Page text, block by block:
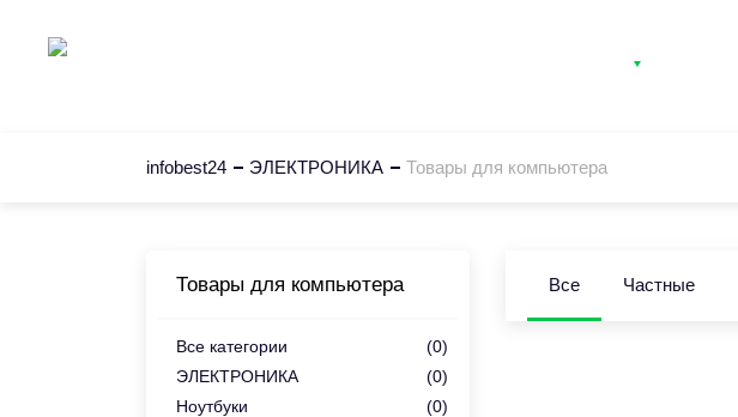
infobest24 ЭЛЕКТРОНИКА Товары для компьютера
Товары для компьютера
Все категории
(0)
ЭЛЕКТРОНИКА
(0)
Ноутбуки
(0)
Все Частные